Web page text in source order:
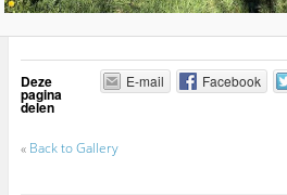
Deze
pagina
delen
E-mail Facebook
« Back to Gallery